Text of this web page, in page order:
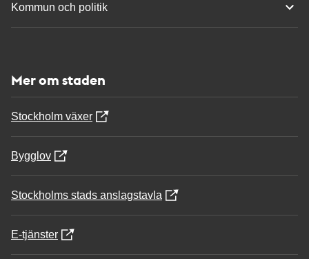
Kommun och politik
Mer om staden
Stockholm växer
Bygglov
Stockholms stads anslagstavla
E-tjänster